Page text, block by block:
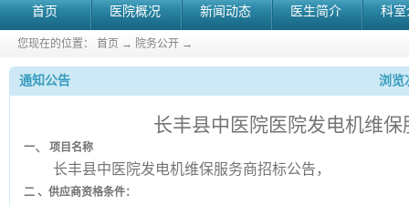
首页 医院概况 新闻动态 医生简介 科
您现在的位置： 首页 → 院务公开 →
通知公告 浏览
长丰县中医院医院发电机维
一、 项目名称
长丰县中医院发电机维保服务商招标公告，
二 、供应商资格条件：